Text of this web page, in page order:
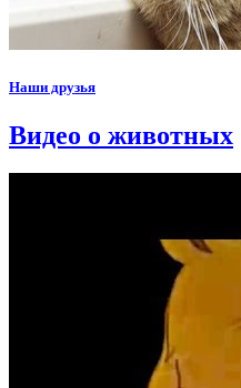
Наши друзья
Видео о животных